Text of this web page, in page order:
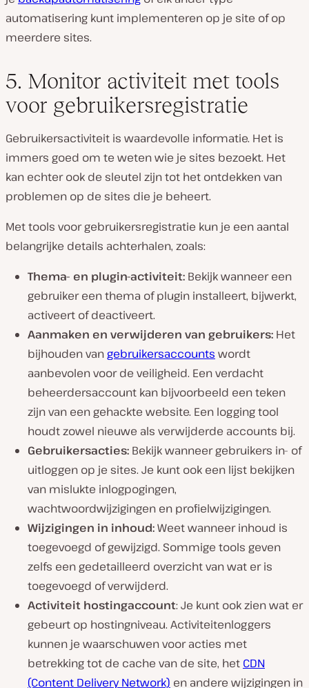
automatisering kunt implementeren op je site of op
meerdere sites.
5. Monitor activiteit met tools
voor gebruikersregistratie
Gebruikersactiviteit is waardevolle informatie. Het is
immers goed om te weten wie je sites bezoekt. Het
kan echter ook de sleutel zijn tot het ontdekken van
problemen op de sites die je beheert.
Met tools voor gebruikersregistratie kun je een aantal
belangrijke details achterhalen, zoals:
Thema- en plugin-activiteit: Bekijk wanneer een
gebruiker een thema of plugin installeert, bijwerkt,
activeert of deactiveert.
Aanmaken en verwijderen van gebruikers: Het
bijhouden vangebruikersaccounts wordt
aanbevolen voor de veiligheid. Een verdacht
beheerdersaccount kan bijvoorbeeld een teken
zijn van een gehackte website. Een logging tool
houdt zowel nieuwe als verwijderde accounts bij.
Gebruikersacties: Bekijk wanneer gebruikers in- of
uitloggen op je sites. Je kunt ook een lijst bekijken
van mislukte inlogpogingen,
wachtwoordwijzigingen en profielwijzigingen.
Wijzigingen in inhoud:Weet wanneer inhoud is
toegevoegd of gewijzigd. Sommige tools geven
zelfs een gedetailleerd overzicht van wat er is
toegevoegd of verwijderd.
Activiteit hostingaccount: Je kunt ook zien wat er
gebeurt op hostingniveau. Activiteitenloggers
kunnen je waarschuwen voor acties met
betrekking tot de cache van de site, het CDN
(Content Delivery Network) en andere wijzigingen in